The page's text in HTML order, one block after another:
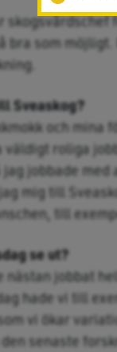
bra som
Sveaskog?
och
väldigt roliga
jag jobbade
mig till
till
se ut?
nästan jobbat
hade vi till
vi ökar
senaste